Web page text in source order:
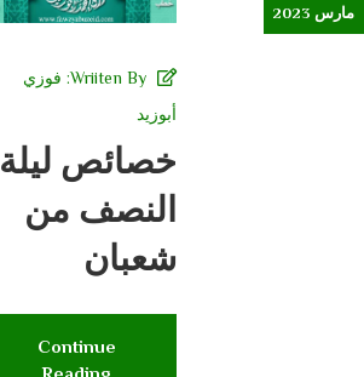
مارس 2023
Wriiten By: فوزي
أبوزيد
خصائص ليلة
النصف من
شعبان
Continue
Reading